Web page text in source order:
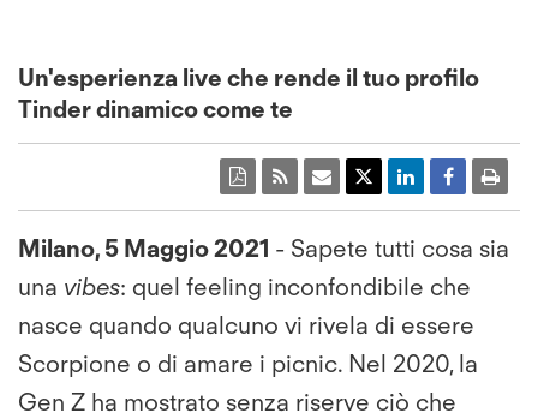
Un'esperienza live che rende il tuo profilo
Tinder dinamico come te
Milano, 5 Maggio 2021 - Sapete tutti cosa sia
una vibes: quel feeling inconfondibile che
nasce quando qualcuno vi rivela di essere
Scorpione o di amare i picnic. Nel 2020, la
Gen Z ha mostrato senza riserve ciò che